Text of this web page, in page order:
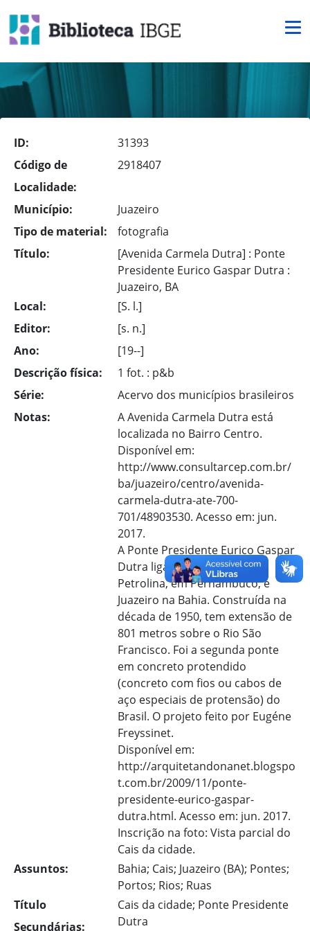
ID:
31393
Código de
Localidade:
2918407
Município:
Juazeiro
Tipo de material:
fotografia
Título:
[Avenida Carmela Dutra] : Ponte
Presidente Eurico Gaspar Dutra :
Juazeiro, BA
Local:
[S. l.]
Editor:
[s. n.]
Ano:
[19--]
Descrição física:
1 fot. : p&b
Série:
Acervo dos municípios brasileiros
Notas:
A Avenida Carmela Dutra está
localizada no Bairro Centro.
Disponível em:
http://www.consultarcep.com.br/
ba/juazeiro/centro/avenida-
carmela-dutra-ate-700-
701/48903530. Acesso em: jun.
2017.
A Ponte Presidente Eurico Gaspar
Dutra liga os municípios de
Petrolina, em Pernambuco, e
Juazeiro na Bahia. Construída na
década de 1950, tem extensão de
801 metros sobre o Rio São
Francisco. Foi a segunda ponte
em concreto protendido
(concreto com fios ou cabos de
aço especiais de protensão) do
Brasil. O projeto feito por Eugéne
Freyssinet.
Disponível em:
http://arquitetandonanet.blogspo
t.com.br/2009/11/ponte-
presidente-eurico-gaspar-
dutra.html. Acesso em: jun. 2017.
Inscrição na foto: Vista parcial do
Cais da cidade.
Assuntos:
Bahia; Cais; Juazeiro (BA); Pontes;
Portos; Rios; Ruas
Título
Secundárias:
Cais da cidade; Ponte Presidente
Dutra